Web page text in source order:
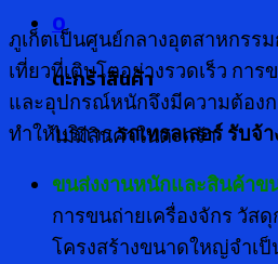
0
ตะกร้าสินค้า
ไม่มีสินค้าในตะกร้า
ภูเก็ตเป็นศูนย์กลางอุตสาหกรร
เที่ยวที่เติบโตอย่างรวดเร็ว กา
และอุปกรณ์หนักจึงมีความต้อง
ทำให้บริการรถเทรลเลอร์ รับจ้
ขนส่งงานหนักและสินค้าข
การขนถ่ายเครื่องจักร วัส
โครงสร้างขนาดใหญ่จำเป็